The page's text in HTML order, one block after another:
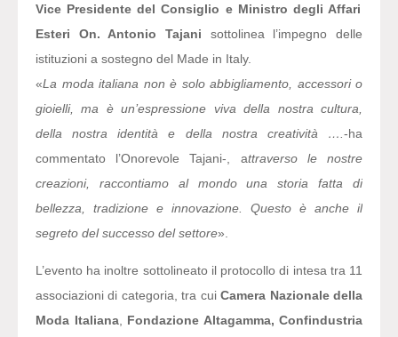
Vice Presidente del Consiglio e Ministro degli Affari
Esteri On. Antonio Tajani sottolinea l’impegno delle
istituzioni a sostegno del Made in Italy.
«La moda italiana non è solo abbigliamento, accessori o
gioielli, ma è un’espressione viva della nostra cultura,
della nostra identità e della nostra creatività …. -ha
commentato l’Onorevole Tajani-, attraverso le nostre
creazioni, raccontiamo al mondo una storia fatta di
bellezza, tradizione e innovazione. Questo è anche il
segreto del successo del settore».
L’evento ha inoltre sottolineato il protocollo di intesa tra 11
associazioni di categoria, tra cuiCamera Nazionale della
Moda Italiana, Fondazione Altagamma, Confindustria